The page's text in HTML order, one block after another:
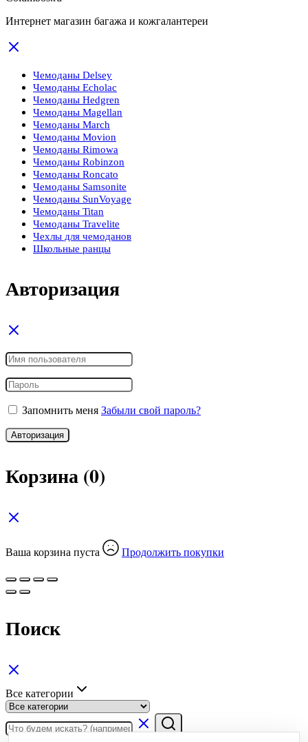
Интернет магазин багажа и кожгалантереи
Чемоданы Delsey
Чемоданы Echolac
Чемоданы Hedgren
Чемоданы Magellan
Чемоданы March
Чемоданы Movion
Чемоданы Rimowa
Чемоданы Robinzon
Чемоданы Roncato
Чемоданы Samsonite
Чемоданы SunVoyage
Чемоданы Titan
Чемоданы Travelite
Чехлы для чемоданов
Школьные ранцы
Авторизация
Запомнить меня Забыли свой пароль?
Авторизация
Корзина(0)
Ваша корзина пуста Продолжить покупки
Поиск
Все категории